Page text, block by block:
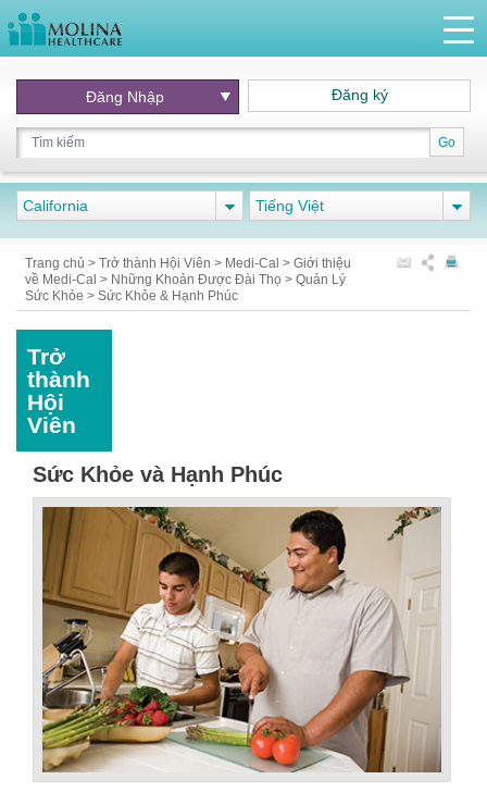
Go
Đăng Nhập Đăng ký
California Tiếng Việt
Trang chủ > Trở thành Hội Viên > Medi-Cal > Giới thiệu
về Medi-Cal > Những Khoản Được Đài Thọ > Quản Lý
Sức Khỏe > Sức Khỏe & Hạnh Phúc
Trở
thành
Hội
Viên
Sức Khỏe và Hạnh Phúc